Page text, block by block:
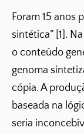
Foram 15 anos
sintética” [1].
o conteúdo
genoma
cópia. A
baseada na
seria